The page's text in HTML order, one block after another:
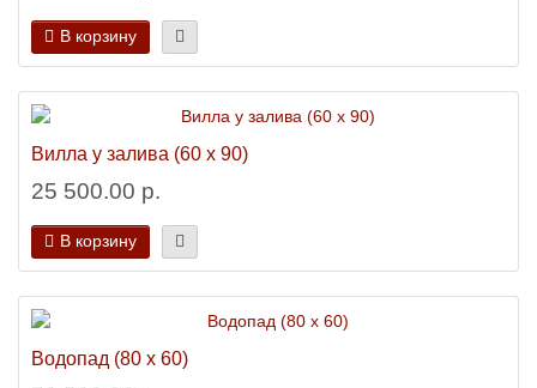
В корзину
Вилла у залива (60 х 90)
25 500.00 р.
В корзину
Водопад (80 х 60)